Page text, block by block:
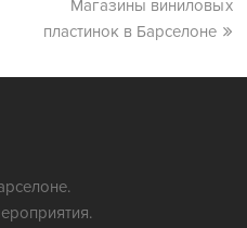
Магазины виниловых
пластинок в Барселоне